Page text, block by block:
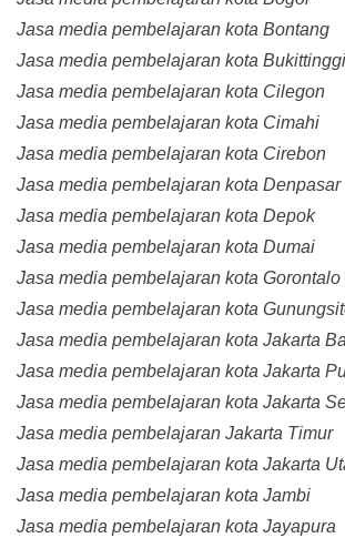
Jasa media pembelajaran kota Bontang
Jasa media pembelajaran kota Bukittinggi
Jasa media pembelajaran kota Cilegon
Jasa media pembelajaran kota Cimahi
Jasa media pembelajaran kota Cirebon
Jasa media pembelajaran kota Denpasar
Jasa media pembelajaran kota Depok
Jasa media pembelajaran kota Dumai
Jasa media pembelajaran kota Gorontalo
Jasa media pembelajaran kota
Jasa media pembelajaran kota Jakarta
Jasa media pembelajaran kota Jakarta
Jasa media pembelajaran kota Jakarta
Jasa media pembelajaran Jakarta Timur
Jasa media pembelajaran kota Jakarta
Jasa media pembelajaran kota Jambi
Jasa media pembelajaran kota Jayapura